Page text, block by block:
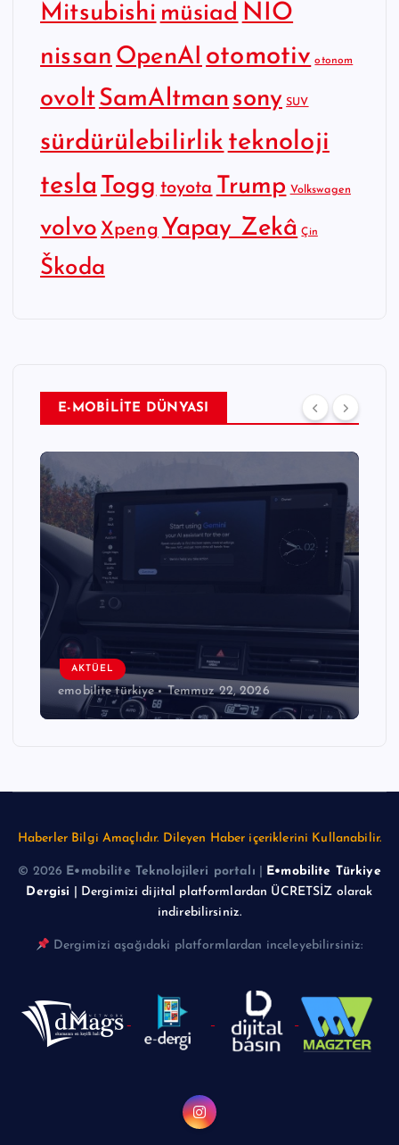
Mitsubishi müsiad NIO
nissan OpenAI otomotiv otonom
ovoltSamAltman sony SUV
sürdürülebilirlik teknoloji
tesla Togg toyota Trump Volkswagen
volvo Xpeng Yapay Zekâ Çin
Škoda
E-MOBİLİTE DÜNYASI
AKTÜEL
emobilite türkiye Temmuz 22, 2026
Haberler Bilgi Amaçlıdır. Dileyen Haber içeriklerini Kullanabilir.
© 2026 E•mobilite Teknolojileri portalı
E•mobilite Türkiye
Dergisi | Dergimizi dijital platformlardan ÜCRETSİZ olarak
indirebilirsiniz.
Dergimizi aşağıdaki platformlardan inceleyebilirsiniz: